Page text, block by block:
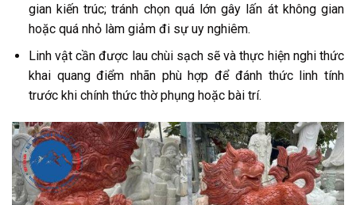
gian kiến trúc; tránh chọn quá lớn gây lấn át không gian
hoặc quá nhỏ làm giảm đi sự uy nghiêm.
Linh vật cần được lau chùi sạch sẽ và thực hiện nghi thức
khai quang điểm nhãn phù hợp để đánh thức linh tính
trước khi chính thức thờ phụng hoặc bài trí.